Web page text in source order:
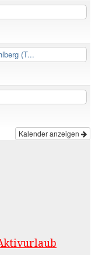
(T...
Kalender anzeigen